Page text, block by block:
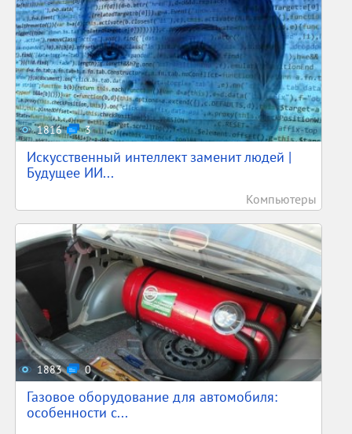
1816 3
Искусственный интеллект заменит людей |
Будущее ИИ...
Компьютеры
1883 0
Газовое оборудование для автомобиля:
особенности с...